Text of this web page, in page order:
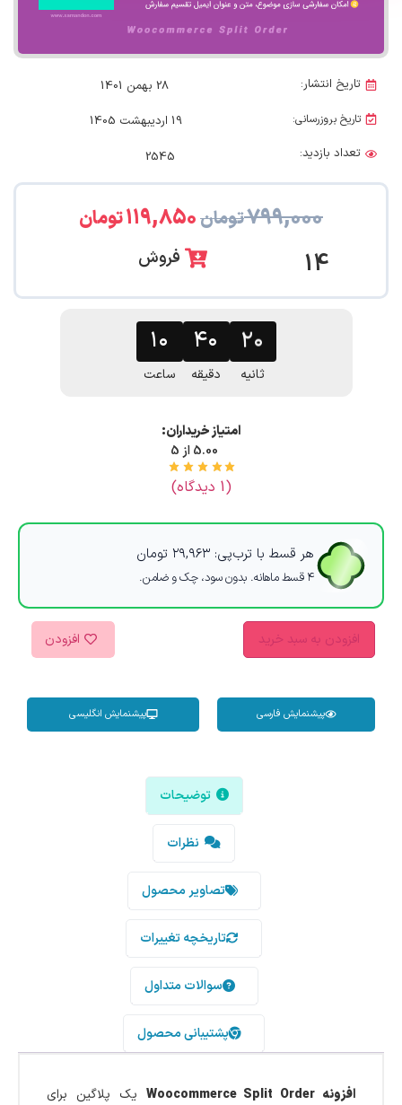
تاریخ انتشار: 28 بهمن 1401
تاریخ بروزرسانی:
19 اردیبهشت 1405
تعداد بازدید:
2545
۷۹۹,۰۰۰تومان۱۱۹,۸۵۰تومان
14 فروش
۱۰
ساعت
۴۰
دقیقه
۱۹
ثانیه
امتیاز خریداران:
5.00 از 5
(
1 دیدگاه)
هر قسط با ترب‌پی: ۲۹,۹۶۳ تومان
۴ قسط ماهانه. بدون سود، چک و ضامن.
افزودن به سبد خرید افزودن
پیشنمایش فارسی پیشنمایش انگلیسی
توضیحات
نظرات
تصاویر محصول
تاریخچه تغییرات
سوالات متداول
پشتیبانی محصول
افزونه Woocommerce Split Order
یک پلاگین برای